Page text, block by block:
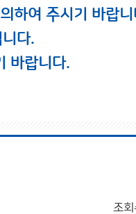
하여 주시기 바랍니
다.
바랍니다.
조회